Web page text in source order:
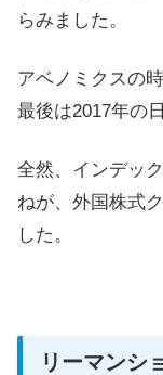
らみました。
アベノミクスの
最後は2017年の
全然、インデッ
ねが、外国株式
した。
リーマンシ